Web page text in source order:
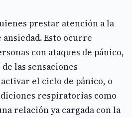
prestar atención a la
Esto ocurre
con ataques de pánico,
las sensaciones
el ciclo de pánico, o
respiratorias como
relación ya cargada con la